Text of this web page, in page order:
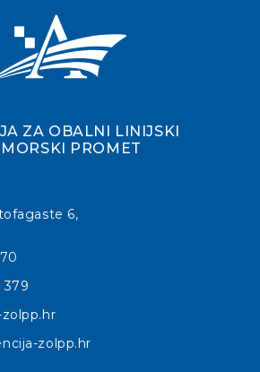
ZA OBALNI LINIJSKI
PROMET
6,
379
zolpp.hr